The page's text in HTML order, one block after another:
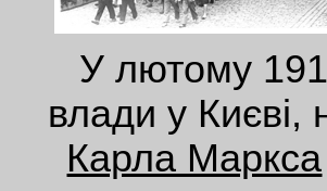
У лютому
влади у Києві,
Карла Маркса